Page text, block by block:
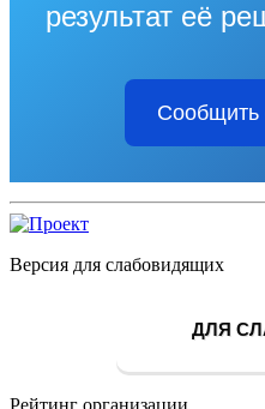
результат её
Сообщить
Версия для слабовидящих
ДЛЯ